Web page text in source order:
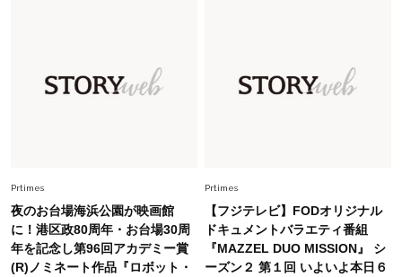
Prtimes
夜のお台場海浜公園が映画館
に！港区政80周年・お台場30周
年を記念し第96回アカデミー賞
(R)ノミネート作品『ロボット・
Prtimes
【フジテレビ】FODオリジナル
ドキュメントバラエティ番組
『MAZZEL DUO MISSION』 シ
ーズン２ 第１回 いよいよ本日６